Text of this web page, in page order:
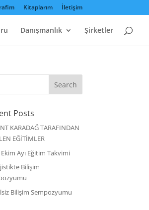
Kitaplarım İletişim
Danışmanlık Şirketler
Posts
KARADAĞ TARAFINDAN
EĞİTİMLER
Ayı Eğitim Takvimi
Bilişim
Bilişim Sempozyumu